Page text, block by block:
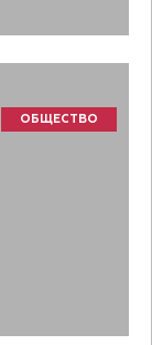
ОБЩЕСТВО